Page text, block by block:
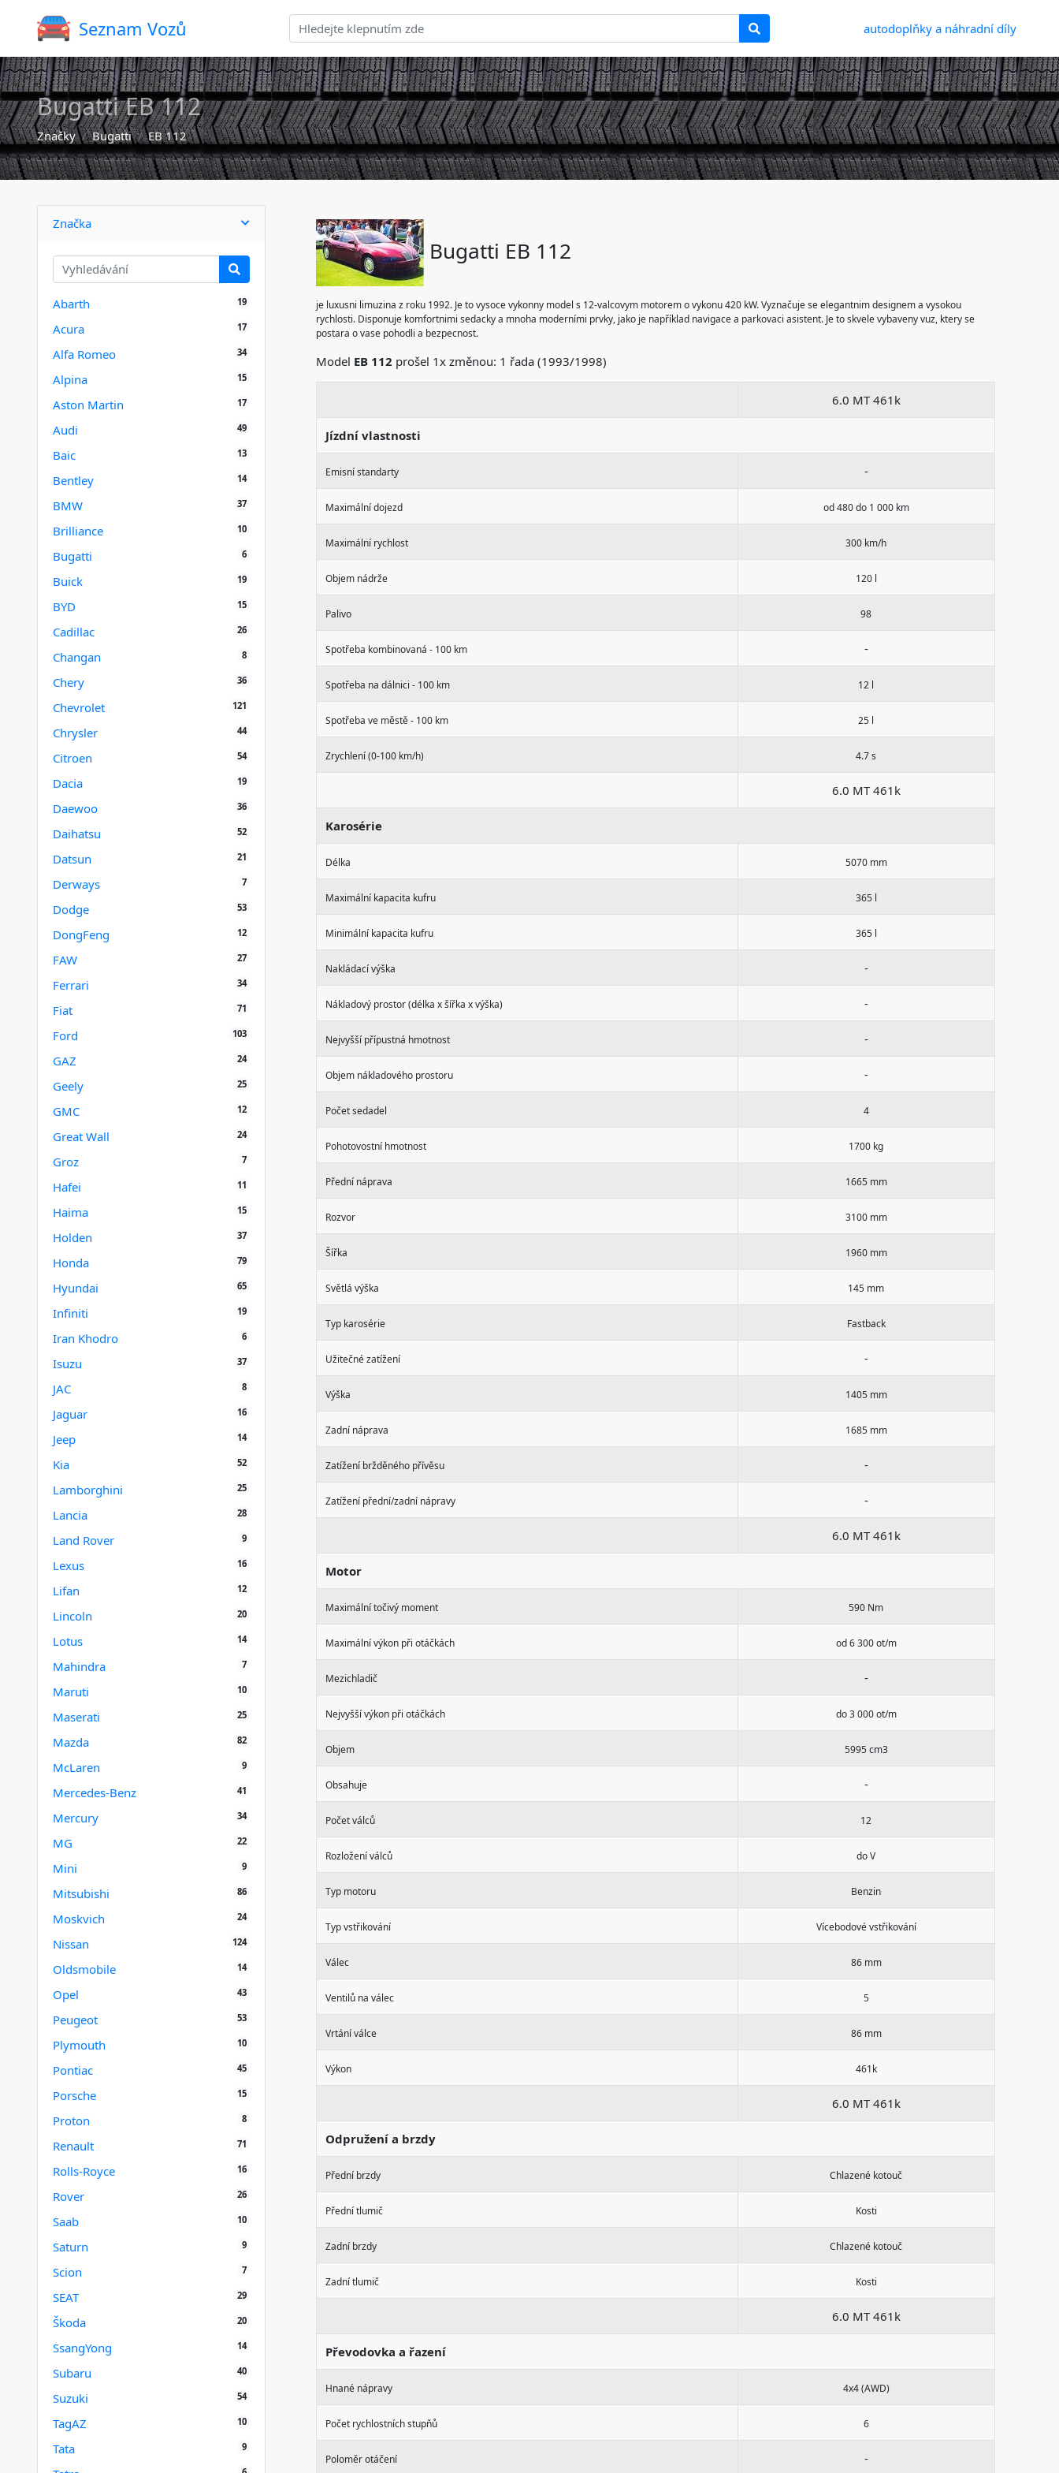
Seznam Vozů autodoplňky a náhradní díly
Bugatti EB 112
Značky Bugatti EB 112
Značka
Abarth 19
Acura 17
Alfa Romeo 34
Alpina 15
Aston Martin 17
Audi 49
Baic 13
Bentley 14
BMW 37
Brilliance 10
Bugatti 6
Buick 19
BYD 15
Cadillac 26
Changan 8
Chery 36
Chevrolet 121
Chrysler 44
Citroen 54
Dacia 19
Daewoo 36
Daihatsu 52
Datsun 21
Derways 7
Dodge 53
DongFeng 12
FAW 27
Ferrari 34
Fiat 71
Ford 103
GAZ 24
Geely 25
GMC 12
Great Wall 24
Groz 7
Hafei 11
Haima 15
Holden 37
Honda 79
Hyundai 65
Infiniti 19
Iran Khodro 6
Isuzu 37
JAC 8
Jaguar 16
Jeep 14
Kia 52
Lamborghini 25
Lancia 28
Land Rover 9
Lexus 16
Lifan 12
Lincoln 20
Lotus 14
Mahindra 7
Maruti 10
Maserati 25
Mazda 82
McLaren 9
Mercedes-Benz 41
Mercury 34
MG 22
Mini 9
Mitsubishi 86
Moskvich 24
Nissan 124
Oldsmobile 14
Opel 43
Peugeot 53
Plymouth 10
Pontiac 45
Porsche 15
Proton 8
Renault 71
Rolls-Royce 16
Rover 26
Saab 10
Saturn 9
Scion 7
SEAT 29
Škoda 20
SsangYong 14
Subaru 40
Suzuki 54
TagAZ 10
Tata 9
Bugatti EB 112
je luxusni limuzina z roku 1992. Je to vysoce vykonny model s 12-valcovym motorem o vykonu 420 kW. Vyznačuje se elegantnim designem a vysokou
rychlosti. Disponuje komfortnimi sedacky a mnoha moderními prvky, jako je například navigace a parkovaci asistent. Je to skvele vybaveny vuz, ktery se
postara o vase pohodli a bezpecnost.
Model EB 112 prošel 1x změnou: 1 řada (1993/1998)
6.0 MT 461k
Jízdní vlastnosti
Emisní standarty -
Maximální dojezd od 480 do 1 000 km
Maximální rychlost 300 km/h
Objem nádrže 120 l
Palivo 98
Spotřeba kombinovaná - 100 km -
Spotřeba na dálnici - 100 km 12 l
Spotřeba ve městě - 100 km 25 l
Zrychlení (0-100 km/h) 4.7 s
6.0 MT 461k
Karosérie
Délka 5070 mm
Maximální kapacita kufru 365 l
Minimální kapacita kufru 365 l
Nakládací výška -
Nákladový prostor (délka x šířka x výška) -
Nejvyšší přípustná hmotnost -
Objem nákladového prostoru -
Počet sedadel 4
Pohotovostní hmotnost 1700 kg
Přední náprava 1665 mm
Rozvor 3100 mm
Šířka 1960 mm
Světlá výška 145 mm
Typ karosérie Fastback
Užitečné zatížení -
Výška 1405 mm
Zadní náprava 1685 mm
Zatížení bržděného přívěsu -
Zatížení přední/zadní nápravy -
6.0 MT 461k
Motor
Maximální točivý moment 590 Nm
Maximální výkon při otáčkách od 6 300 ot/m
Mezichladič -
Nejvyšší výkon při otáčkách do 3 000 ot/m
Objem 5995 cm3
Obsahuje -
Počet válců 12
Rozložení válců do V
Typ motoru Benzin
Typ vstřikování Vícebodové vstřikování
Válec 86 mm
Ventilů na válec 5
Vrtání válce 86 mm
Výkon 461k
6.0 MT 461k
Odpružení a brzdy
Přední brzdy Chlazené kotouč
Přední tlumič Kosti
Zadní brzdy Chlazené kotouč
Zadní tlumič Kosti
6.0 MT 461k
Převodovka a řazení
Hnané nápravy 4x4 (AWD)
Počet rychlostních stupňů 6
Poloměr otáčení -